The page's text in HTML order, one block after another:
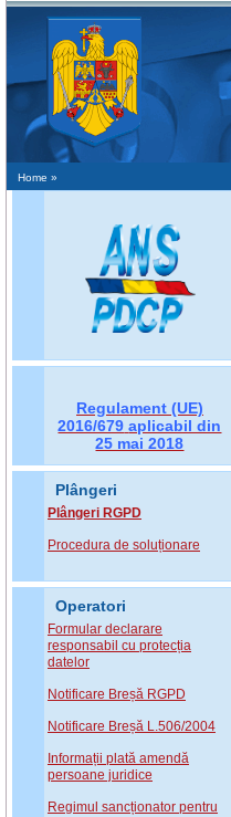
Home »
Regulament (UE)
2016/679 aplicabil din
25 mai 2018
Plângeri
Plângeri RGPD
Procedura de soluționare
Operatori
Formular declarare
responsabil cu protecția
datelor
Notificare Breșă RGPD
Notificare Breșă L.506/2004
Informații plată amendă
persoane juridice
Regimul sancționator pentru